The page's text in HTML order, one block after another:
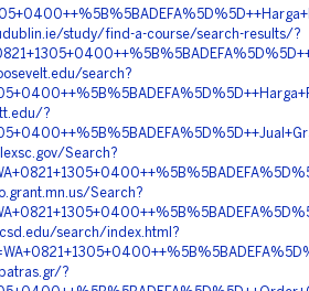
study/find-a-course/search-results/?
search?
?
Search?
Search?
search/index.html?
?